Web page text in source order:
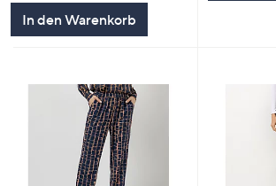
In den Warenkorb